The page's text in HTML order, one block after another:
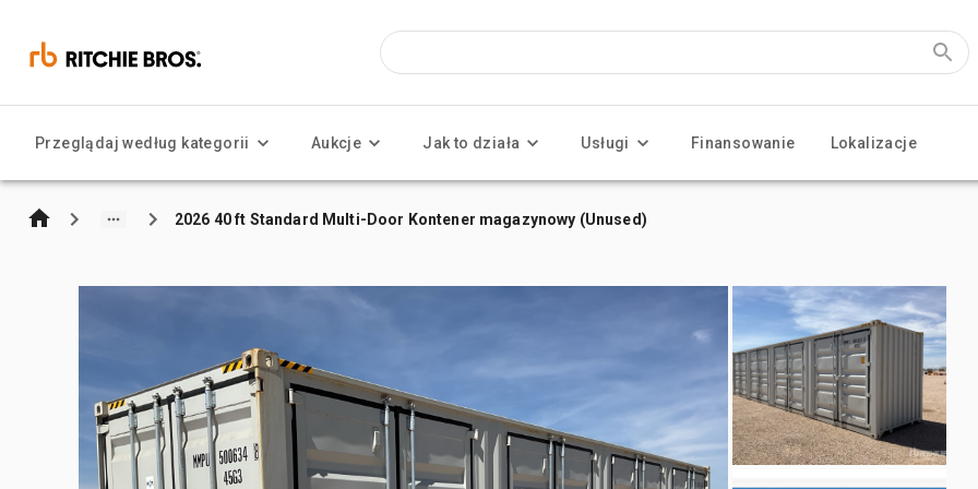
Przeglądaj według kategorii Aukcje Jak to działa Usługi Finansowanie Lokalizacje
2026 40 ft Standard Multi-Door Kontener magazynowy (Unused)